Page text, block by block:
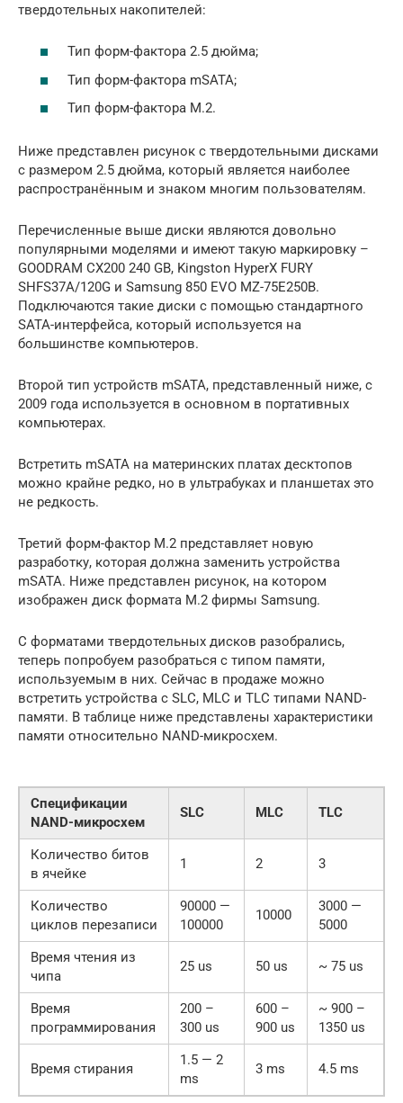
твердотельных накопителей:
Тип форм-фактора 2.5 дюйма;
Тип форм-фактора mSATA;
Тип форм-фактора M.2.
Ниже представлен рисунок с твердотельными дисками
с размером 2.5 дюйма, который является наиболее
распространённым и знаком многим пользователям.
Перечисленные выше диски являются довольно
популярными моделями и имеют такую маркировку –
GOODRAM CX200 240 GB, Kingston HyperX FURY
SHFS37A/120G и Samsung 850 EVO MZ-75E250B.
Подключаются такие диски с помощью стандартного
SATA-интерфейса, который используется на
большинстве компьютеров.
Второй тип устройств mSATA, представленный ниже, с
2009 года используется в основном в портативных
компьютерах.
Встретить mSATA на материнских платах десктопов
можно крайне редко, но в ультрабуках и планшетах это
не редкость.
Третий форм-фактор M.2 представляет новую
разработку, которая должна заменить устройства
mSATA. Ниже представлен рисунок, на котором
изображен диск формата M.2 фирмы Samsung.
С форматами твердотельных дисков разобрались,
теперь попробуем разобраться с типом памяти,
используемым в них. Сейчас в продаже можно
встретить устройства с SLC, MLC и TLC типами NAND-
памяти. В таблице ниже представлены характеристики
памяти относительно NAND-микросхем.
Спецификации
NAND-микросхем
SLC MLC TLC
Количество битов
в ячейке
1 2 3
Количество
циклов перезаписи
90000 —
100000
10000
3000 —
5000
Время чтения из
чипа
25 us 50 us ~ 75 us
Время
программирования
200 –
300 us
600 –
900 us
~ 900 –
1350 us
Время стирания
1.5 — 2
ms
3 ms 4.5 ms